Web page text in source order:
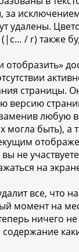
за
удалены.
/ r) также
отобразить»
страницы.
версию
любую
могла быть), а
не
на
все, что
момент на
ничего не
содержание